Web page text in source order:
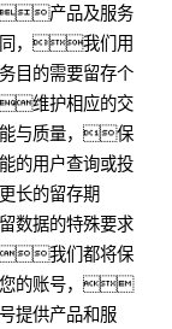
产品及服务
，我们用
目的需要留存个
维护相应的交
与质量，保
的用户查询或投
长的留存期
据的特殊要求
我们都将保
您的账号，
提供产品和服